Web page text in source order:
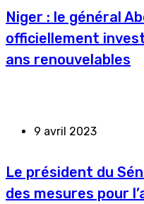
Niger : le général
officiellement
ans renouvelables
9 avril 2023
Le président du
des mesures pour